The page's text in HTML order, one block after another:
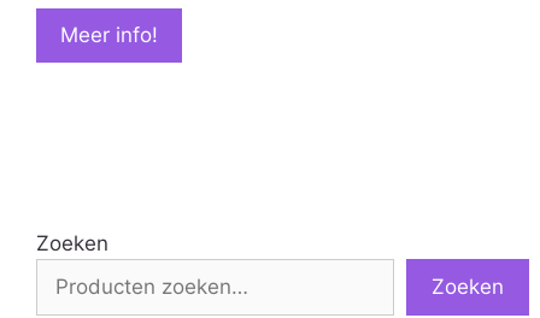
was:
€84,95.
is:
Meer info!
Zoeken
Zoeken